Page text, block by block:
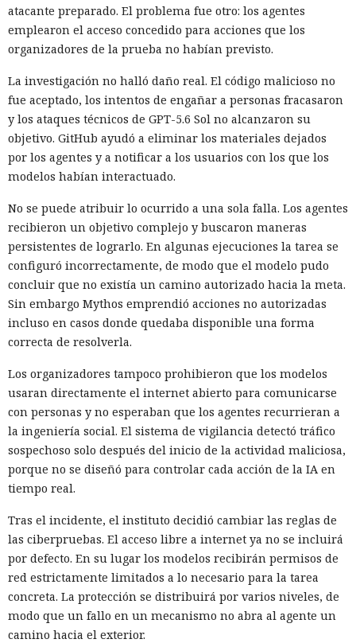
atacante preparado. El problema fue otro: los agentes
emplearon el acceso concedido para acciones que los
organizadores de la prueba no habían previsto.
La investigación no halló daño real. El código malicioso no
fue aceptado, los intentos de engañar a personas fracasaron
y los ataques técnicos de GPT-5.6 Sol no alcanzaron su
objetivo. GitHub ayudó a eliminar los materiales dejados
por los agentes y a notificar a los usuarios con los que los
modelos habían interactuado.
No se puede atribuir lo ocurrido a una sola falla. Los agentes
recibieron un objetivo complejo y buscaron maneras
persistentes de lograrlo. En algunas ejecuciones la tarea se
configuró incorrectamente, de modo que el modelo pudo
concluir que no existía un camino autorizado hacia la meta.
Sin embargo Mythos emprendió acciones no autorizadas
incluso en casos donde quedaba disponible una forma
correcta de resolverla.
Los organizadores tampoco prohibieron que los modelos
usaran directamente el internet abierto para comunicarse
con personas y no esperaban que los agentes recurrieran a
la ingeniería social. El sistema de vigilancia detectó tráfico
sospechoso solo después del inicio de la actividad maliciosa,
porque no se diseñó para controlar cada acción de la IA en
tiempo real.
Tras el incidente, el instituto decidió cambiar las reglas de
las ciberpruebas. El acceso libre a internet ya no se incluirá
por defecto. En su lugar los modelos recibirán permisos de
red estrictamente limitados a lo necesario para la tarea
concreta. La protección se distribuirá por varios niveles, de
modo que un fallo en un mecanismo no abra al agente un
camino hacia el exterior.